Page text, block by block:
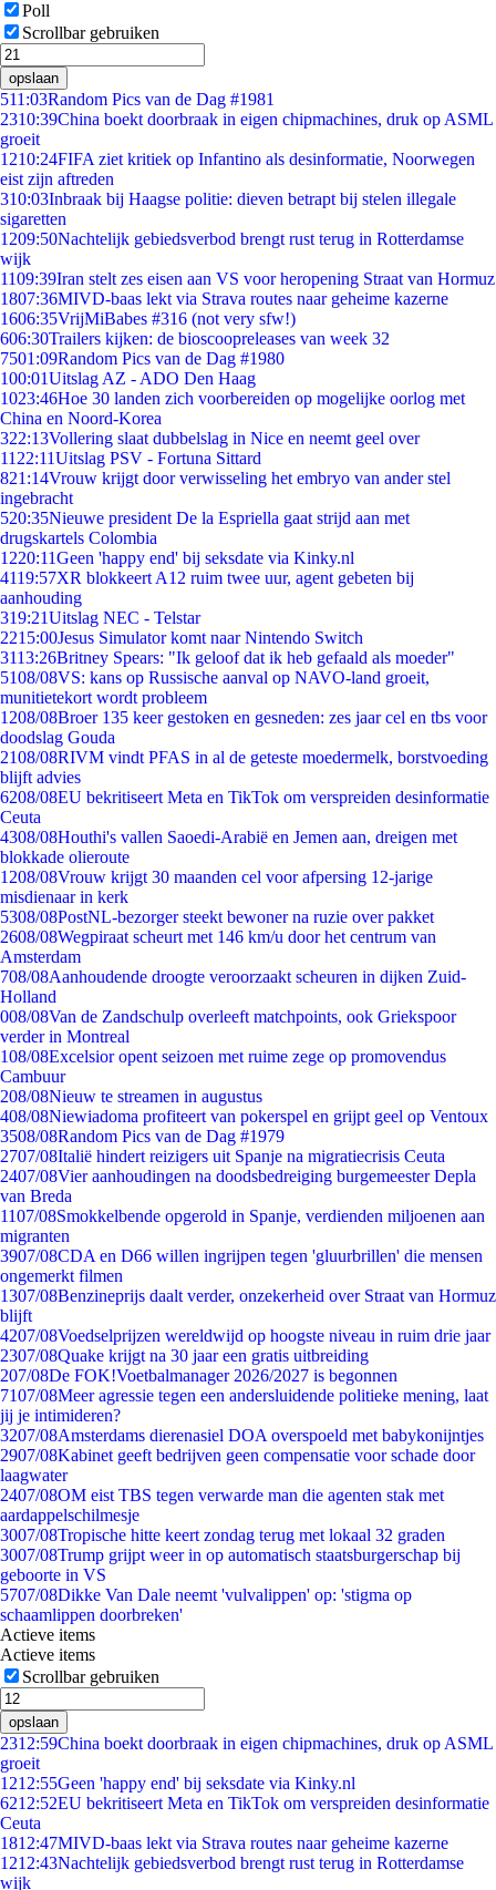
Poll
Scrollbar gebruiken
opslaan
511:03Random Pics van de Dag #1981
2310:39China boekt doorbraak in eigen chipmachines, druk op ASML
groeit
1210:24FIFA ziet kritiek op Infantino als desinformatie, Noorwegen
eist zijn aftreden
310:03Inbraak bij Haagse politie: dieven betrapt bij stelen illegale
sigaretten
1209:50Nachtelijk gebiedsverbod brengt rust terug in Rotterdamse
wijk
1109:39Iran stelt zes eisen aan VS voor heropening Straat van Hormuz
1807:36MIVD-baas lekt via Strava routes naar geheime kazerne
1606:35VrijMiBabes #316 (not very sfw!)
606:30Trailers kijken: de bioscoopreleases van week 32
7501:09Random Pics van de Dag #1980
100:01Uitslag AZ - ADO Den Haag
1023:46Hoe 30 landen zich voorbereiden op mogelijke oorlog met
China en Noord-Korea
322:13Vollering slaat dubbelslag in Nice en neemt geel over
11 22:11Uitslag PSV - Fortuna Sittard
821:14Vrouw krijgt door verwisseling het embryo van ander stel
ingebracht
520:35Nieuwe president De la Espriella gaat strijd aan met
drugskartels Colombia
1220:11Geen 'happy end' bij seksdate via Kinky.nl
4119:57XR blokkeert A12 ruim twee uur, agent gebeten bij
aanhouding
319:21Uitslag NEC - Telstar
2215:00Jesus Simulator komt naar Nintendo Switch
3113:26Britney Spears: "Ik geloof dat ik heb gefaald als moeder"
5108/08VS: kans op Russische aanval op NAVO-land groeit,
munitietekort wordt probleem
1208/08Broer 135 keer gestoken en gesneden: zes jaar cel en tbs voor
doodslag Gouda
2108/08RIVM vindt PFAS in al de geteste moedermelk, borstvoeding
blijft advies
6208/08EU bekritiseert Meta en TikTok om verspreiden desinformatie
Ceuta
4308/08Houthi's vallen Saoedi-Arabië en Jemen aan, dreigen met
blokkade olieroute
1208/08Vrouw krijgt 30 maanden cel voor afpersing 12-jarige
misdienaar in kerk
5308/08PostNL-bezorger steekt bewoner na ruzie over pakket
2608/08Wegpiraat scheurt met 146 km/u door het centrum van
Amsterdam
708/08Aanhoudende droogte veroorzaakt scheuren in dijken Zuid-
Holland
008/08Van de Zandschulp overleeft matchpoints, ook Griekspoor
verder in Montreal
108/08Excelsior opent seizoen met ruime zege op promovendus
Cambuur
208/08Nieuw te streamen in augustus
408/08Niewiadoma profiteert van pokerspel en grijpt geel op Ventoux
3508/08Random Pics van de Dag #1979
2707/08Italië hindert reizigers uit Spanje na migratiecrisis Ceuta
2407/08Vier aanhoudingen na doodsbedreiging burgemeester Depla
van Breda
1107/08Smokkelbende opgerold in Spanje, verdienden miljoenen aan
migranten
3907/08CDA en D66 willen ingrijpen tegen 'gluurbrillen' die mensen
ongemerkt filmen
1307/08Benzineprijs daalt verder, onzekerheid over Straat van Hormuz
blijft
4207/08Voedselprijzen wereldwijd op hoogste niveau in ruim drie jaar
2307/08Quake krijgt na 30 jaar een gratis uitbreiding
207/08De FOK!Voetbalmanager 2026/2027 is begonnen
7107/08Meer agressie tegen een andersluidende politieke mening, laat
jij je intimideren?
3207/08Amsterdams dierenasiel DOA overspoeld met babykonijntjes
2907/08Kabinet geeft bedrijven geen compensatie voor schade door
laagwater
2407/08OM eist TBS tegen verwarde man die agenten stak met
aardappelschilmesje
3007/08Tropische hitte keert zondag terug met lokaal 32 graden
3007/08Trump grijpt weer in op automatisch staatsburgerschap bij
geboorte in VS
5707/08Dikke Van Dale neemt 'vulvalippen' op: 'stigma op
schaamlippen doorbreken'
Actieve items
Actieve items
Scrollbar gebruiken
opslaan
2312:59China boekt doorbraak in eigen chipmachines, druk op ASML
groeit
1212:55Geen 'happy end' bij seksdate via Kinky.nl
6212:52EU bekritiseert Meta en TikTok om verspreiden desinformatie
Ceuta
1812:47MIVD-baas lekt via Strava routes naar geheime kazerne
1212:43Nachtelijk gebiedsverbod brengt rust terug in Rotterdamse
wijk